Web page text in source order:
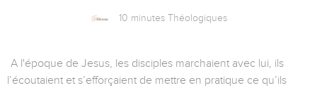
10 minutes Théologiques
A l'époque de Jesus, les disciples marchaient avec lui, ils
l’écoutaient et s’efforçaient de mettre en pratique ce qu’ils